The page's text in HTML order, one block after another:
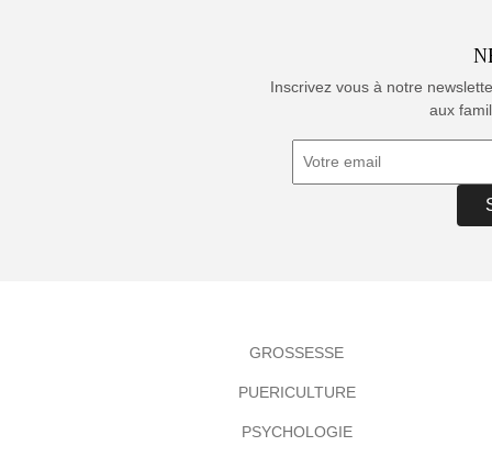
Inscrivez vous à notre
aux
GROSSESSE
PUERICULTURE
PSYCHOLOGIE